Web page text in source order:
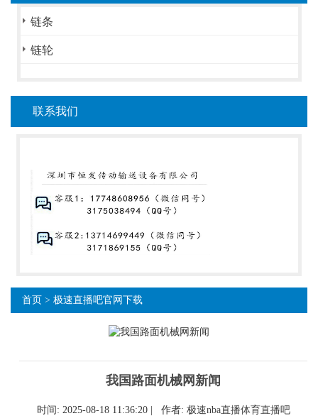
链条
链轮
联系我们
首页 > 极速直播吧官网下载
我国路面机械网新闻
时间: 2025-08-18 11:36:20 | 作者: 极速nba直播体育直播吧